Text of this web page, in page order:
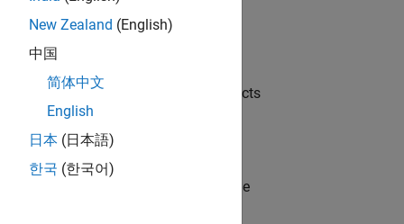
of our Model-Based Design products
based design (MBD) to shape the
New Zealand (English)
中国
简体中文
English
日本 (日本語)
한국 (한국어)